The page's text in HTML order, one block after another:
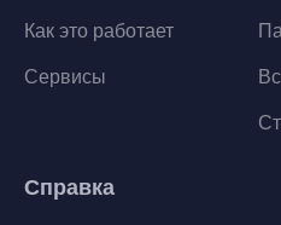
Как это работает
Сервисы
Справка